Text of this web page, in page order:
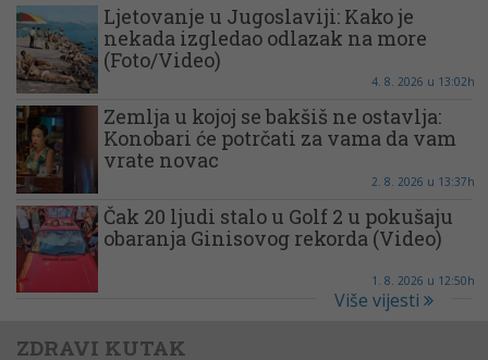
Ljetovanje u Jugoslaviji: Kako je
nekada izgledao odlazak na more
(Foto/Video)
4. 8. 2026 u 13:02h
Zemlja u kojoj se bakšiš ne ostavlja:
Konobari će potrčati za vama da vam
vrate novac
2. 8. 2026 u 13:37h
Čak 20 ljudi stalo u Golf 2 u pokušaju
obaranja Ginisovog rekorda (Video)
1. 8. 2026 u 12:50h
Više vijesti
ZDRAVI KUTAK